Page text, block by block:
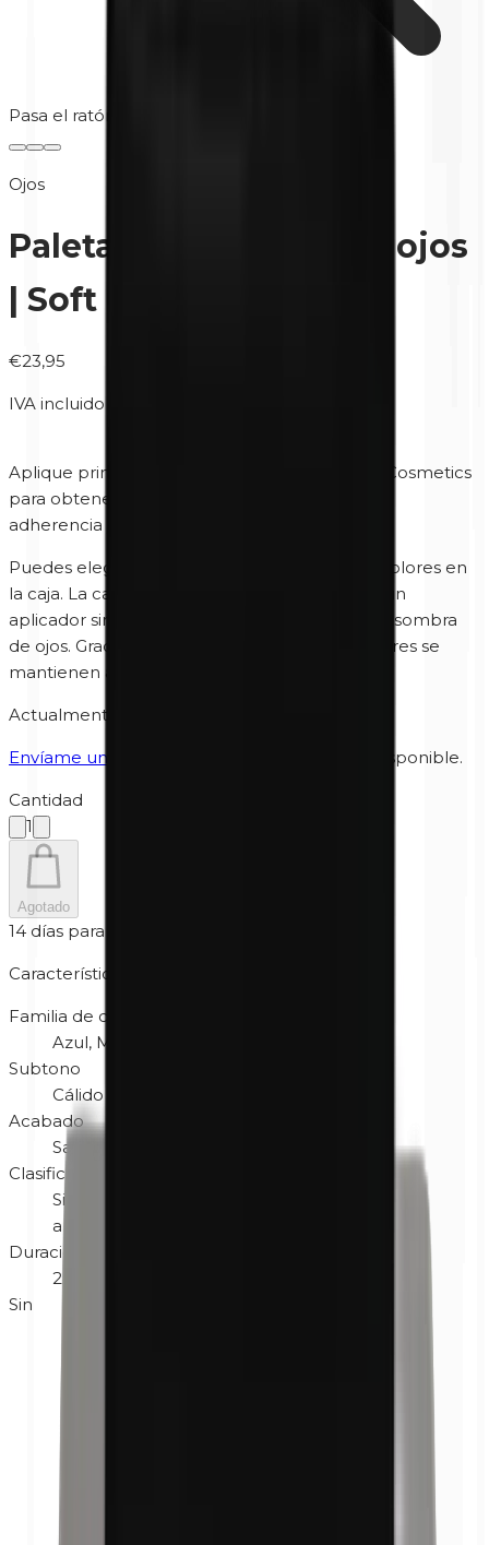
Pasa el ratón para ampliar
Ojos
Paleta Duo Sombra de ojos
| Soft Luna
€23,95
IVA incluido
Aplique primero el
de Unity Cosmetics
para obtener un color más intenso, una mejor
adherencia y una mayor cobertura.
Puedes elegir el orden en el que colocas los colores en
la caja. La caja tiene un espejo en el interior y un
aplicador sin látex para aplicar rápidamente la sombra
de ojos. Gracias a los imanes de la caja, los colores se
mantienen automáticamente en su sitio.
Actualmente agotado
Envíame un mensaje cuando vuelva a estar disponible.
Cantidad
1
Agotado
14 días para devolver
Características
Familia de color
Azul, Mix, Morado
Subtono
Cálido
Acabado
Satinado
Clasificación
Sin fragancia
animales
Duración tras abrir
24M
Sin